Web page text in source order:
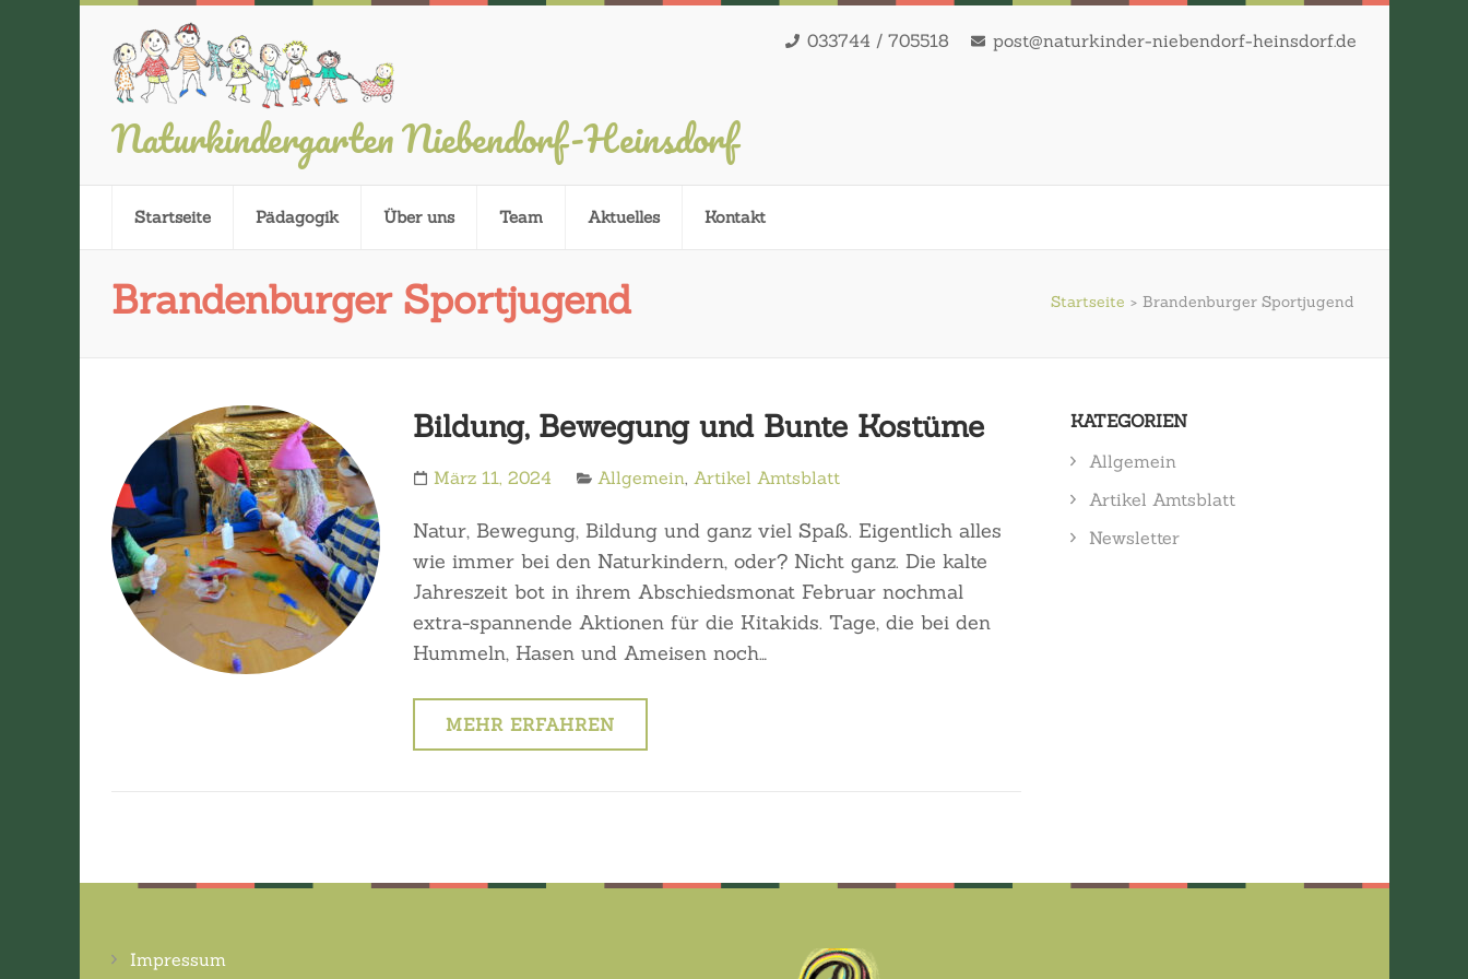
Naturkindergarten Niebendorf-Heinsdorf
033744 / 705518 post@naturkinder-niebendorf-heinsdorf.de
Startseite Pädagogik Über uns Team Aktuelles Kontakt
Brandenburger Sportjugend Startseite > Brandenburger Sportjugend
Bildung, Bewegung und Bunte Kostüme
März 11, 2024 Allgemein, Artikel Amtsblatt
Natur, Bewegung, Bildung und ganz viel Spaß. Eigentlich alles
wie immer bei den Naturkindern, oder? Nicht ganz. Die kalte
Jahreszeit bot in ihrem Abschiedsmonat Februar nochmal
extra-spannende Aktionen für die Kitakids. Tage, die bei den
Hummeln, Hasen und Ameisen noch…
MEHR ERFAHREN
KATEGORIEN
Allgemein
Artikel Amtsblatt
Newsletter
Impressum